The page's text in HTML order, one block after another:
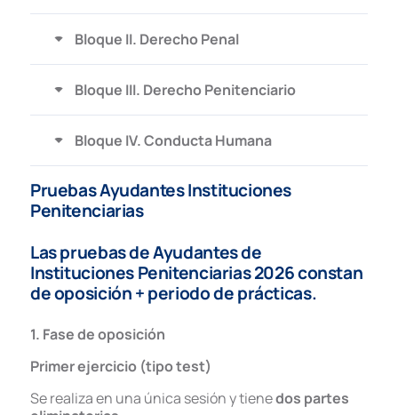
Bloque II. Derecho Penal
Bloque III. Derecho Penitenciario
Bloque IV. Conducta Humana
Pruebas Ayudantes Instituciones
Penitenciarias
Las pruebasde Ayudantes de
Instituciones Penitenciarias 2026constan
deoposición + periodo de prácticas.
1. Fase de oposición
Primer ejercicio (tipo test)
Se realiza en una única sesión y tienedos partes